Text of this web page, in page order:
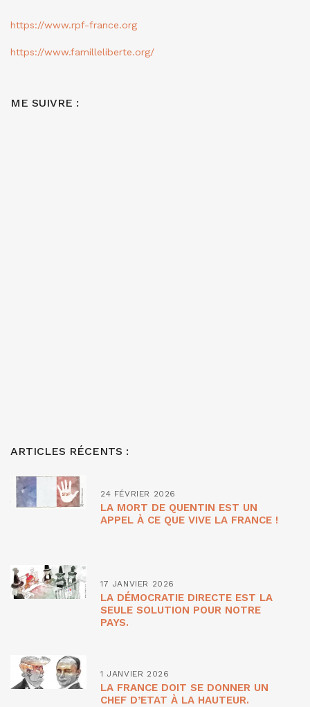
https://www.rpf-france.org
https://www.familleliberte.org/
ME SUIVRE :
ARTICLES RÉCENTS :
24 FÉVRIER 2026
LA MORT DE QUENTIN EST UN
APPEL À CE QUE VIVE LA FRANCE !
17 JANVIER 2026
LA DÉMOCRATIE DIRECTE EST LA
SEULE SOLUTION POUR NOTRE
PAYS.
1 JANVIER 2026
LA FRANCE DOIT SE DONNER UN
CHEF D’ETAT À LA HAUTEUR.